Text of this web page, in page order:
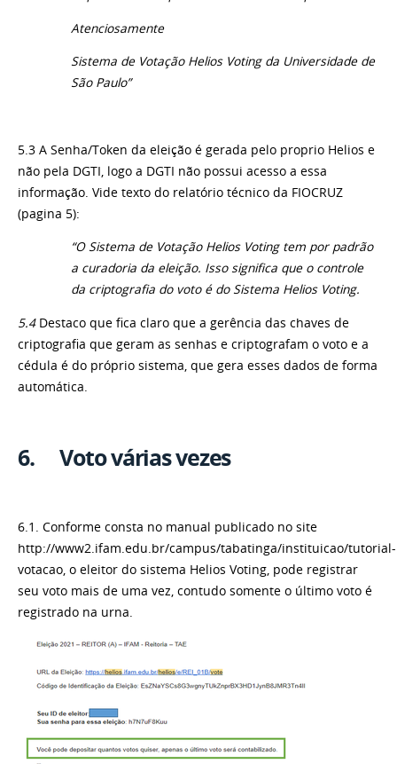
Atenciosamente
Sistema de Votação Helios Voting da Universidade de
São Paulo”
5.3 A Senha/Token da eleição é gerada pelo proprio Helios e
não pela DGTI, logo a DGTI não possui acesso a essa
informação. Vide texto do relatório técnico da FIOCRUZ
(pagina 5):
“O Sistema de Votação Helios Voting tem por padrão
a curadoria da eleição. Isso significa que o controle
da criptografia do voto é do Sistema Helios Voting.
5.4 Destaco que fica claro que a gerência das chaves de
criptografia que geram as senhas e criptografam o voto e a
cédula é do próprio sistema, que gera esses dados de forma
automática.
6. Voto várias vezes
6.1. Conforme consta no manual publicado no site
http://www2.ifam.edu.br/campus/tabatinga/instituicao/tutorial-
votacao, o eleitor do sistema Helios Voting, pode registrar
seu voto mais de uma vez, contudo somente o último voto é
registrado na urna.